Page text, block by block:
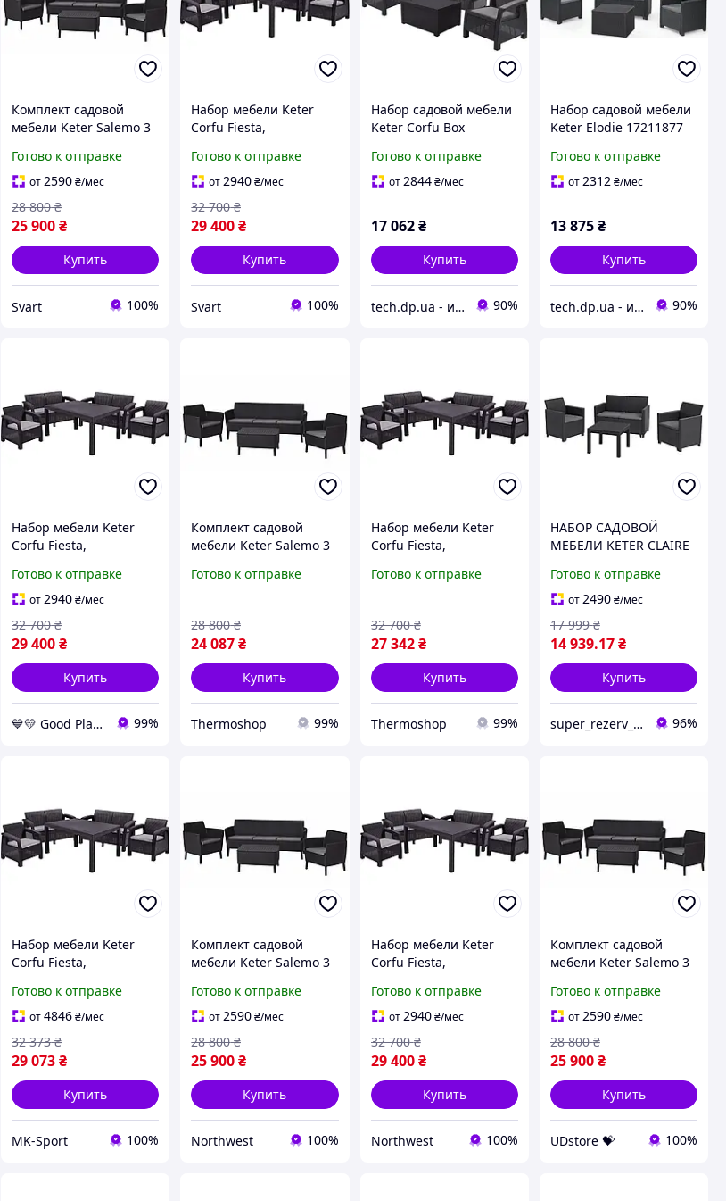
Комплект садовой
мебели Keter Salemo 3
/Svart/ -stunning-
products-for-life-
Готово к отправке
от2590₴/мес
25 900₴
28 800 ₴
Купить
Svart 100%
Набор мебели Keter
Corfu Fiesta,
stunning-products-for-
life-
Готово к отправке
от2940₴/мес
29 400₴
32 700 ₴
Купить
Svart 100%
Набор садовой мебели
Keter Corfu Box
258979
Готово к отправке
от2844 ₴/мес
17 062 ₴
Купить
tech.dp.ua - интернет магазин 90%
Набор садовой мебели
Keter Elodie 17211877
Готово к отправке
от2312₴/мес
13 875₴
Купить
tech.dp.ua - интернет магазин 90%
Набор мебели Keter
Corfu Fiesta,
-worry-free-shopping-
Готово к отправке
от2940₴/мес
29 400₴
32 700 ₴
Купить
💙💛 Good Place 99%
Комплект садовой
мебели Keter Salemo 3
Готово к отправке
24 087₴
28 800 ₴
Купить
Thermoshop 99%
Набор мебели Keter
Corfu Fiesta,
Готово к отправке
27 342 ₴
32 700 ₴
Купить
Thermoshop 99%
НАБОР САДОВОЙ
МЕБЕЛИ KETER CLAIRE
кресла, 1 СТОЛ,
ГРАФИТОВЫЙ
Готово к отправке
от 2490₴/мес
14 939.17₴
17 999 ₴
Купить
super_rezerv_market 96%
Набор мебели Keter
Corfu Fiesta,
Готово к отправке
от4846₴/мес
29 073₴
32 373 ₴
Купить
MK-Sport 100%
Комплект садовой
мебели Keter Salemo 3
Northwest
Готово к отправке
от2590₴/мес
25 900₴
28 800 ₴
Купить
Northwest 100%
Набор мебели Keter
Corfu Fiesta,
Готово к отправке
от2940 ₴/мес
29 400 ₴
32 700 ₴
Купить
Northwest 100%
Комплект садовой
мебели Keter Salemo 3
UDstore -store-with-
good-prices-
Готово к отправке
от2590₴/мес
25 900₴
28 800 ₴
Купить
UDstore 💝 100%